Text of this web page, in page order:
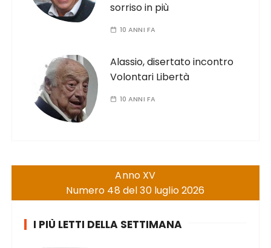
sorriso in più
10 ANNI FA
Alassio, disertato incontro
Volontari Libertà
10 ANNI FA
Anno XV
Numero 48 del 30 luglio 2026
I PIÙ LETTI DELLA SETTIMANA